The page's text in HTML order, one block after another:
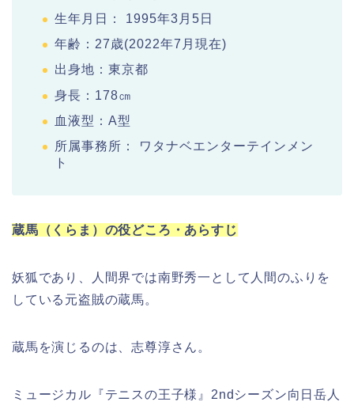
生年月日： 1995年3月5日
年齢：27歳(2022年7月現在)
出身地：東京都
身長：178㎝
血液型：A型
所属事務所： ワタナベエンターテインメン
ト
蔵馬（くらま）の役どころ・あらすじ
妖狐であり、人間界では南野秀一として人間のふりを
している元盗賊の蔵馬。
蔵馬を演じるのは、志尊淳さん。
ミュージカル『テニスの王子様』2ndシーズン向日岳人